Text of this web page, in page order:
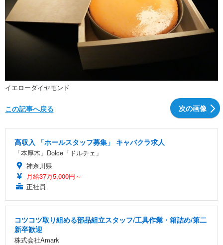
イエローダイヤモンド
次の画像
この記事へ戻る
高収入 「ホールスタッフ募集」 キャバクラ求人
「本厚木」Dolce「ドルチェ」
神奈川県
月給37万5,000円～
正社員
コツコツ取り組める部品組立スタッフ/工具作業・箱詰め/第二
新卒歓迎
株式会社Amark